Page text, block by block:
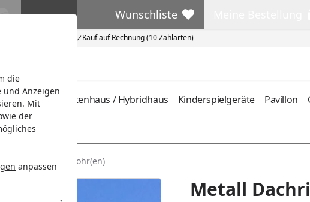
die
und Anzeigen
Mit
der
anpassen
Kauf auf Rechnung (10 Zahlarten)
Wunschliste
Wunschliste
Metallgartenhaus / Hybridhaus Kinderspielgeräte Pavillon
mit Kunststofffallrohr(en)
Metall